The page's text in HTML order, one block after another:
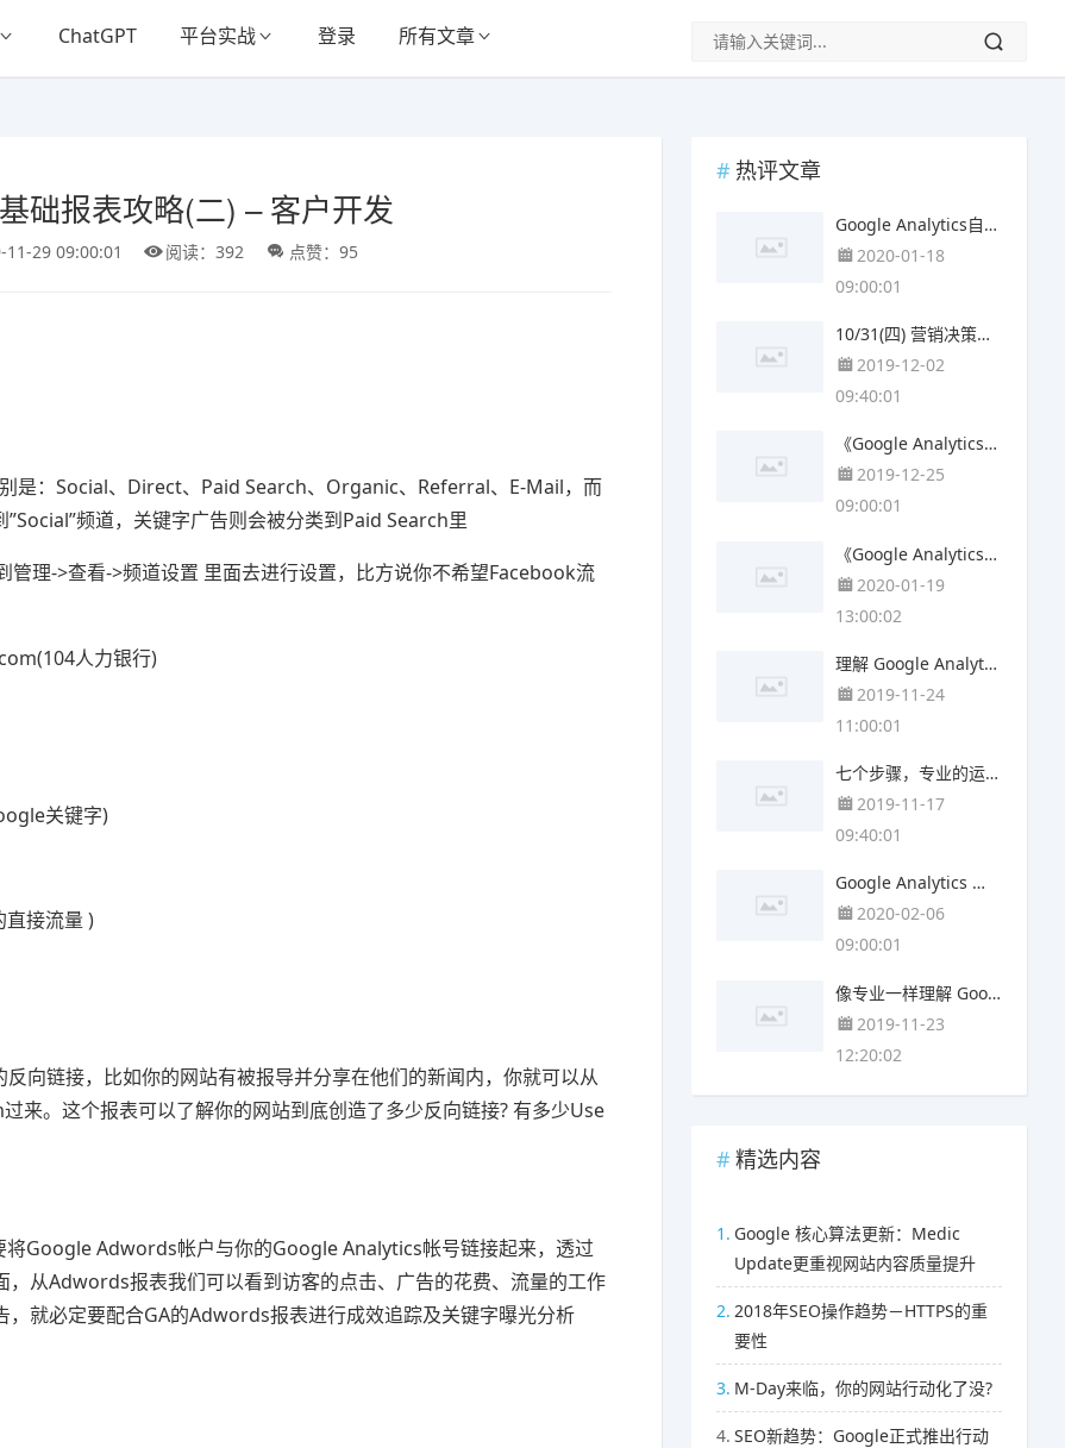
ChatGPT 平台实战 登录 所有文章
础报表攻略(二) – 客户开发
11-29 09:00:01 阅读：392 点赞：95
是：Social、Direct、Paid Search、Organic、Referral、E-Mail，而
频道，关键字广告则会被分类到Paid Search里
管理->查看->频道设置 里面去进行设置，比方说你不希望Facebook流
人力银行)
关键字)
接流量 )
向链接，比如你的网站有被报导并分享在他们的新闻内，你就可以从
。这个报表可以了解你的网站到底创造了多少反向链接? 有多少Use
Google Adwords帐户与你的Google Analytics帐号链接起来，透过
从Adwords报表我们可以看到访客的点击、广告的花费、流量的工作
就必定要配合GA的Adwords报表进行成效追踪及关键字曝光分析
热评文章
Google Analytics自动连动百度站长平台，成效评估更全面
2020-01-18
09:00:01
10/31(四) 营销决策分析 - GA品牌官网绩效分析Ｘ转换率优化ＸCRM
2019-12-02
09:40:01
《Google Analytics 筛选器》实作攻略
2019-12-25
09:00:01
《Google Analytics 网址产生器》实作攻略
2020-01-19
13:00:02
理解 Google Analytics的停留时间计算
2019-11-24
11:00:01
七个步骤，专业的运行 Google Analytics网站分析
2019-11-17
09:40:01
Google Analytics 强大的《自订报表》- 三分钟攻略
2020-02-06
09:00:01
像专业一样理解 Google Analytics 的《跳出率》
2019-11-23
12:20:02
精选内容
1. Google 核心算法更新：Medic
Update更重视网站内容质量提升
2. 2018年SEO操作趋势－HTTPS的重
要性
3. M-Day来临，你的网站行动化了没?
4. SEO新趋势：Google正式推出行动